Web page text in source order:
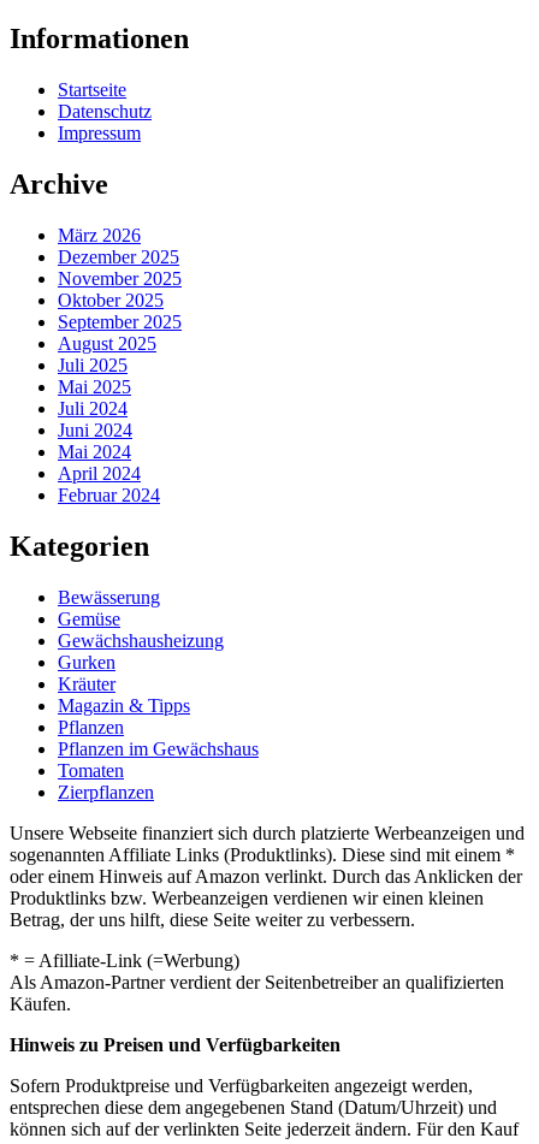
Informationen
Startseite
Datenschutz
Impressum
Archive
März 2026
Dezember 2025
November 2025
Oktober 2025
September 2025
August 2025
Juli 2025
Mai 2025
Juli 2024
Juni 2024
Mai 2024
April 2024
Februar 2024
Kategorien
Bewässerung
Gemüse
Gewächshausheizung
Gurken
Kräuter
Magazin & Tipps
Pflanzen
Pflanzen im Gewächshaus
Tomaten
Zierpflanzen
Unsere Webseite finanziert sich durch platzierte Werbeanzeigen und
sogenannten Affiliate Links (Produktlinks). Diese sind mit einem *
oder einem Hinweis auf Amazon verlinkt. Durch das Anklicken der
Produktlinks bzw. Werbeanzeigen verdienen wir einen kleinen
Betrag, der uns hilft, diese Seite weiter zu verbessern.
* = Afilliate-Link (=Werbung)
Als Amazon-Partner verdient der Seitenbetreiber an qualifizierten
Käufen.
Hinweis zu Preisen und Verfügbarkeiten
Sofern Produktpreise und Verfügbarkeiten angezeigt werden,
entsprechen diese dem angegebenen Stand (Datum/Uhrzeit) und
können sich auf der verlinkten Seite jederzeit ändern. Für den Kauf